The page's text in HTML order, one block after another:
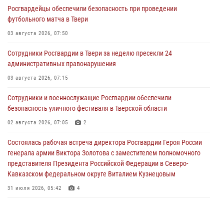
Росгвардейцы обеспечили безопасность при проведении
футбольного матча в Твери
03 августа 2026, 07:50
Сотрудники Росгвардии в Твери за неделю пресекли 24
административных правонарушения
03 августа 2026, 07:15
Сотрудники и военнослужащие Росгвардии обеспечили
безопасность уличного фестиваля в Тверской области
02 августа 2026, 07:05 2
Состоялась рабочая встреча директора Росгвардии Героя России
генерала армии Виктора Золотова с заместителем полномочного
представителя Президента Российской Федерации в Северо-
Кавказском федеральном округе Виталием Кузнецовым
31 июля 2026, 05:42 4